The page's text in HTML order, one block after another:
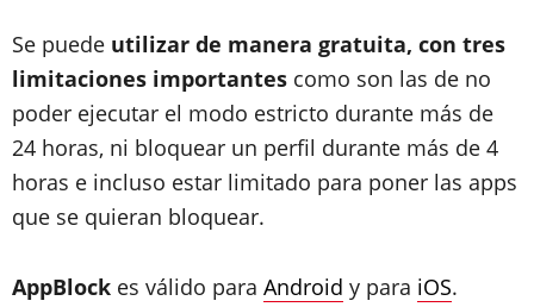
Se puede utilizar de manera gratuita, con tres
limitaciones importantes como son las de no
poder ejecutar el modo estricto durante más de
24 horas, ni bloquear un perfil durante más de 4
horas e incluso estar limitado para poner las apps
que se quieran bloquear.
AppBlock es válido para Android y para iOS.